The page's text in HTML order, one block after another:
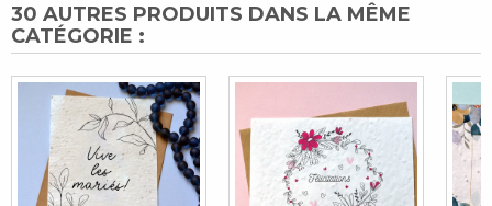
30 AUTRES PRODUITS DANS LA MÊME
CATÉGORIE :